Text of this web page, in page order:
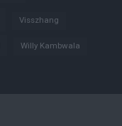
Visszhang
Willy Kambwala